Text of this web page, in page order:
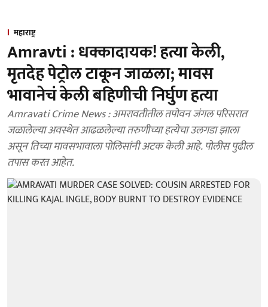
महाराष्ट्र
Amravti : धक्कादायक! हत्या केली,
मृतदेह पेट्रोल टाकून जाळला; मावस
भावानेचं केली बहिणीची निर्घुण हत्या
Amravati Crime News : अमरावतीतील तपोवन जंगल परिसरात
जळालेल्या अवस्थेत आढळलेल्या तरुणीच्या हत्येचा उलगडा झाला
असून तिच्या मावसभावाला पोलिसांनी अटक केली आहे. पोलीस पुढील
तपास करत आहेत.